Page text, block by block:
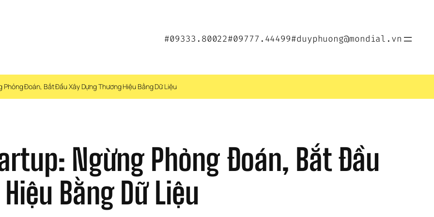
#09333.80022#09777.44499#duyphuong@mondial.vn
Đoán, Bắt Đầu Xây Dựng Thương Hiệu Bằng Dữ Liệu
Ngừng Phỏng Đoán, Bắt Đầu
Bằng Dữ Liệu